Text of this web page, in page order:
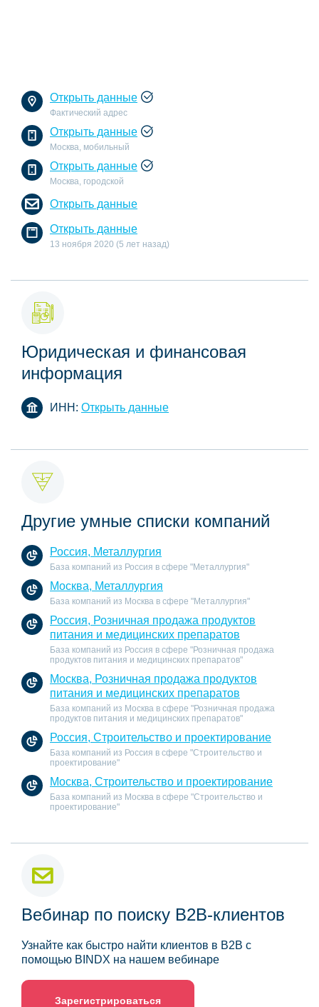
Открыть данные
Фактический адрес
Открыть данные
Москва, мобильный
Открыть данные
Москва, городской
Открыть данные
Открыть данные
13 ноября 2020 (5 лет назад)
Юридическая и финансовая
информация
ИНН: Открыть данные
Другие умные списки компаний
Россия, Металлургия
База компаний из Россия в сфере "Металлургия"
Москва, Металлургия
База компаний из Москва в сфере "Металлургия"
Россия, Розничная продажа продуктов
питания и медицинских препаратов
База компаний из Россия в сфере "Розничная продажа
продуктов питания и медицинских препаратов"
Москва, Розничная продажа продуктов
питания и медицинских препаратов
База компаний из Москва в сфере "Розничная продажа
продуктов питания и медицинских препаратов"
Россия, Строительство и проектирование
База компаний из Россия в сфере "Строительство и
проектирование"
Москва, Строительство и проектирование
База компаний из Москва в сфере "Строительство и
проектирование"
Вебинар по поиску B2B-клиентов
Узнайте как быстро найти клиентов в B2B с
помощью BINDX на нашем вебинаре
Зарегистрироваться